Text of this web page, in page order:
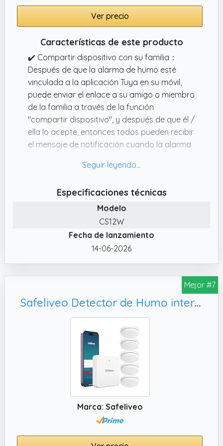
Ver precio
Características de este producto
✔️ Compartir dispositivo con su familia：
Después de que la alarma de humo esté
vinculada a la aplicación Tuya en su móvil,
puede enviar el enlace a su amigo o miembro
de la familia a través de la función
"compartir dispositivo", y después de que él /
ella lo acepte, entonces todos pueden recibir
el mensaje de notificación cuando la alarma
✔️ Notificaciones Push en tiempo real：No
que su teléfono tiene acceso a Internet: señal
móvil o WiFi)，puede recibir alertas en
tiempo real cuando el dispositivo detecta
peligro o cualquier mal funcionamiento para
que pueda tomar medidas rápidamente,
autocomprobación automática comprueba
el sensor, la electrónica y la batería cada 60
funcionamiento correcto. Por favor, dar
suficiente autoridad de la APP, a
continuación, puede recibir la notificación
sobre el resultado de la alarma de humo
autodiagnóstico diario.
✔️ Buen aliado para la seguridad familiar：Un
solo dispositivo tiene un área de detección
efectiva de 40 m², proporcionando la máxima
protección para cada habitación de su casa.
Especificaciones técnicas
Modelo
CS12W
Fecha de lanzamiento
14-06-2026
Mejor #7
Safeliveo Detector de Humo interconectado WiFi, Juego de Alarma de Humo con Control por aplicación.
Marca: Safeliveo